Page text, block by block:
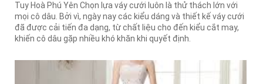
Tuy Hoà Phú Yên Chọn lựa váy cưới luôn là thử thách lớn với
mọi cô dâu. Bởi vì, ngày nay các kiểu dáng và thiết kế váy cưới
đã được cải tiến đa dạng, từ chất liệu cho đến kiểu cắt may,
khiến cô dâu gặp nhiều khó khăn khi quyết định.